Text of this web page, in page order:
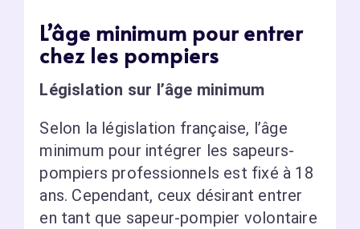
L’âge minimum pour entrer
chez les pompiers
Législation sur l’âge minimum
Selon la législation française, l’âge
minimum pour intégrer les sapeurs-
pompiers professionnels est fixé à 18
ans. Cependant, ceux désirant entrer
en tant que sapeur-pompier volontaire